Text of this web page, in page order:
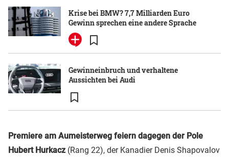
Krise bei BMW? 7,7 Milliarden Euro
Gewinn sprechen eine andere Sprache
Gewinneinbruch und verhaltene
Aussichten bei Audi
Premiere am Aumeisterweg feiern dagegen der Pole
Hubert Hurkacz(Rang 22), der Kanadier Denis Shapovalov